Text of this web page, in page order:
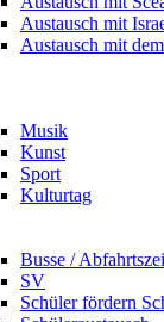
Austausch mit
Austausch mit
Musik
Kunst
Sport
Kulturtag
Busse /
SV
Schüler fördern